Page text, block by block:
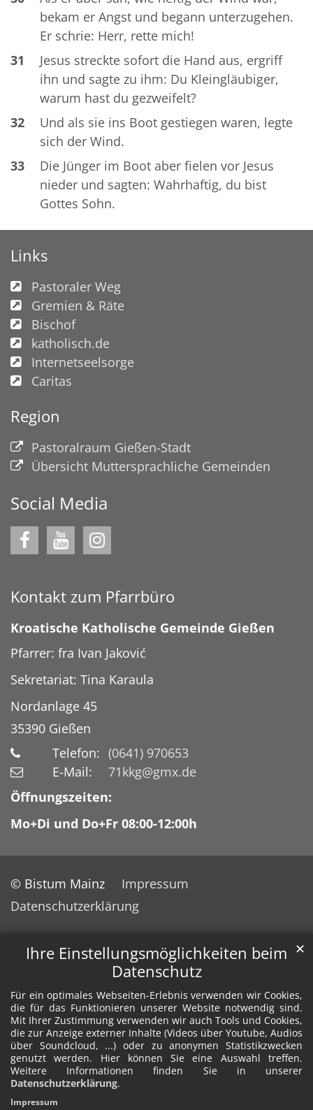
Ihre Einstellungsmöglichkeiten beim
Datenschutz
Für ein optimales Webseiten-Erlebnis verwenden wir Cookies,
die für das Funktionieren unserer Website notwendig sind.
Mit Ihrer Zustimmung verwenden wir auch Tools und Cookies,
die zur Anzeige externer Inhalte (Videos über Youtube, Audios
über Soundcloud, ...) oder zu anonymen Statistikzwecken
genutzt werden. Hier können Sie eine Auswahl treffen.
Weitere Informationen finden Sie in unserer
Datenschutzerklärung.
✕
Impressum
bekam er Angst und begann unterzugehen.
Er schrie: Herr, rette mich!
31
Jesus streckte sofort die Hand aus, ergriff
ihn und sagte zu ihm: Du Kleingläubiger,
warum hast du gezweifelt?
32
Und als sie ins Boot gestiegen waren, legte
sich der Wind.
33
Die Jünger im Boot aber fielen vor Jesus
nieder und sagten: Wahrhaftig, du bist
Gottes Sohn.
Links
Pastoraler Weg
Gremien & Räte
Bischof
katholisch.de
Internetseelsorge
Caritas
Region
Pastoralraum Gießen-Stadt
Übersicht Muttersprachliche Gemeinden
Social Media
Kontakt zum Pfarrbüro
Kroatische Katholische Gemeinde Gießen
Pfarrer: fra Ivan Jaković
Sekretariat: Tina Karaula
Nordanlage 45
35390 Gießen
Telefon: (0641) 970653
E-Mail:
71kkg@gmx.de
Öffnungszeiten:
Mo+Di und Do+Fr 08:00-12:00h
© Bistum Mainz
Impressum
Datenschutzerklärung